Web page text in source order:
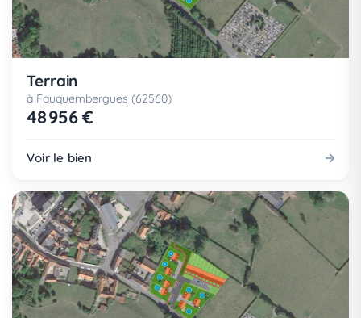
Terrain
à Fauquembergues (62560)
48 956 €
Voir le bien